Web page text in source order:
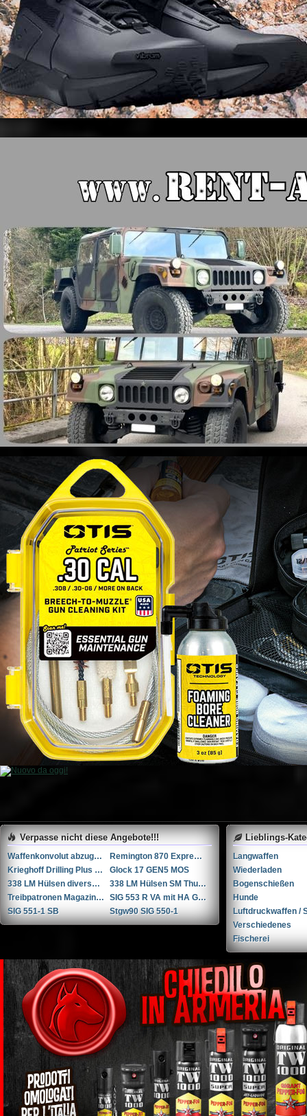
Verpasse nicht diese Angebote!!!
Waffenkonvolut abzugeben
Remington 870 Express Tactical 12
Krieghoff Drilling Plus 7x65R / 20-76 / 222Rem
Glock 17 GEN5 MOS
338 LM Hülsen diverse Hersteller
338 LM Hülsen SM Thun / RUAG Thun
Treibpatronen Magazin STGW 57
SIG 553 R VA mit HA Griffstück
SIG 551-1 SB
Stgw90 SIG 550-1
Lieblings-
Langwaffen
Wiederladen
Bogenschießen
Hunde
Luftdruckwaffen /
Verschiedenes
Fischerei